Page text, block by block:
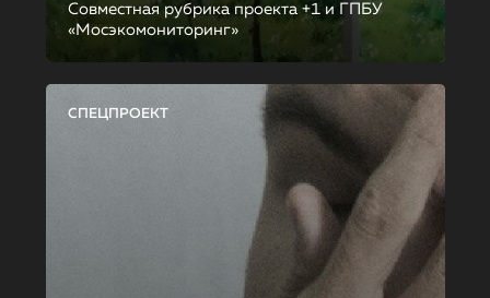
Совместная рубрика проекта +1 и ГПБУ
«Мосэкомониторинг»
СПЕЦПРОЕКТ